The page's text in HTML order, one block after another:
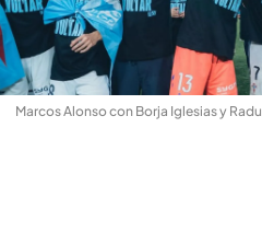
Marcos Alonso con Borja Iglesias y Radu